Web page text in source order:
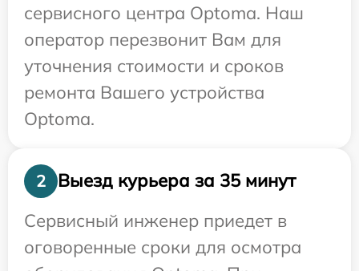
сервисного центра Optoma. Наш
оператор перезвонит Вам для
уточнения стоимости и сроков
ремонта Вашего устройства
Optoma.
2
Выезд курьера за 35 минут
Сервисный инженер приедет в
оговоренные сроки для осмотра